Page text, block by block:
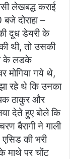
लेखबद्ध कराई
दोराहा –
दूध डेयरी के
थी, तो उसकी
के लडके
मोगिया गये थे,
रहे थे कि उनका
ठाकुर और
देते हुए बोले कि
बैरागी ने गाली
की भरी
माथे पर चोंट